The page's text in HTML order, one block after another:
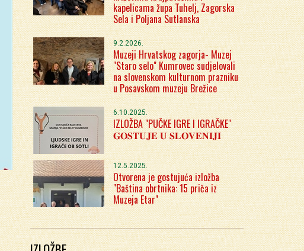
kapelicama župa Tuhelj, Zagorska
Sela i Poljana Sutlanska
9.2.2026.
Muzeji Hrvatskog zagorja- Muzej
"Staro selo" Kumrovec sudjelovali
na slovenskom kulturnom prazniku
u Posavskom muzeju Brežice
6.10.2025.
IZLOŽBA "PUČKE IGRE I IGRAČKE"
𝐆𝐎𝐒𝐓𝐔𝐉𝐄 𝐔 𝐒𝐋𝐎𝐕𝐄𝐍𝐈𝐉𝐈
12.5.2025.
Otvorena je gostujuća izložba
"Baština obrtnika: 15 priča iz
Muzeja Etar"